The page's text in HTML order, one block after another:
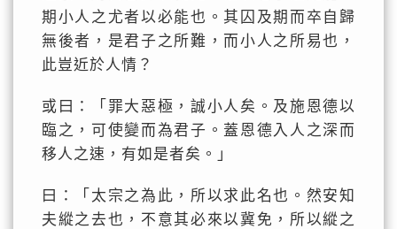
期小人之尤者以必能也。其囚及期而卒自歸
無後者，是君子之所難，而小人之所易也，
此豈近於人情？
或曰：「罪大惡極，誠小人矣。及施恩德以
臨之，可使變而為君子。蓋恩德入人之深而
移人之速，有如是者矣。」
曰：「太宗之為此，所以求此名也。然安知
夫縱之去也，不意其必來以冀免，所以縱之